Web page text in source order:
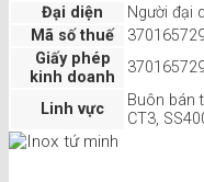
Đại diện
Người đại
Mã số thuế
Giấy phép
kinh doanh
Linh vực
Buôn bán
CT3,